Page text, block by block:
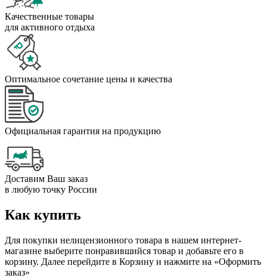
Качественные товары
для активного отдыха
Оптимальное сочетание цены и качества
Официальная гарантия на продукцию
Доставим Ваш заказ
в любую точку России
Как купить
Для покупки нелицензионного товара в нашем интернет-
магазине выберите понравившийся товар и добавьте его в
корзину. Далее перейдите в Корзину и нажмите на «Оформить
заказ»